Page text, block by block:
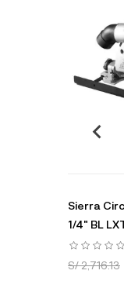
Sierra
1/4" BL
S/ 2,716.13